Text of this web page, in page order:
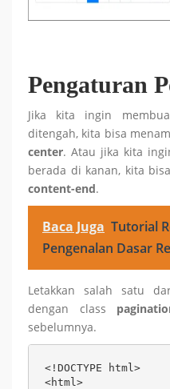
Pengaturan
Jika kita ingin
ditengah, kita bisa
center. Atau jika kita
berada di kanan, kita
content-end.
Baca Juga Tutorial
Pengenalan Dasar
Letakkan salah satu
dengan class
sebelumnya.
<!DOCTYPE html>
<html>